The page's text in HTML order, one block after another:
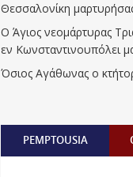
Θεσσαλονίκη
Ο Άγιος νεομάρτυρας
εν Κωνσταντινουπόλει
Όσιος Αγάθωνας ο
PEMPTOUSIA